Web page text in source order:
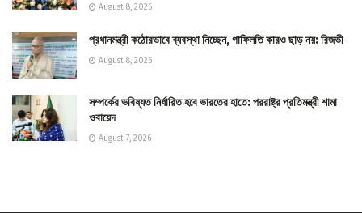
August 8, 2026
প্রধানমন্ত্রী কঠোরভাবে ব্যবস্থা নিচ্ছেন, গাফিলতি কারও ছাড় নয়: রিজভী
August 8, 2026
সম্পর্কের ভবিষ্যত নির্ধারিত হবে ভারতের হাতে: পররাষ্ট্র প্রতিমন্ত্রী শামা
ওবায়েদ
August 7, 2026